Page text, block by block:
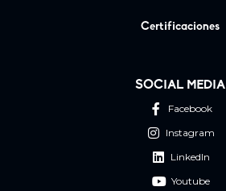
Certificaciones
SOCIAL MEDIA
Facebook
Instagram
LinkedIn
Youtube